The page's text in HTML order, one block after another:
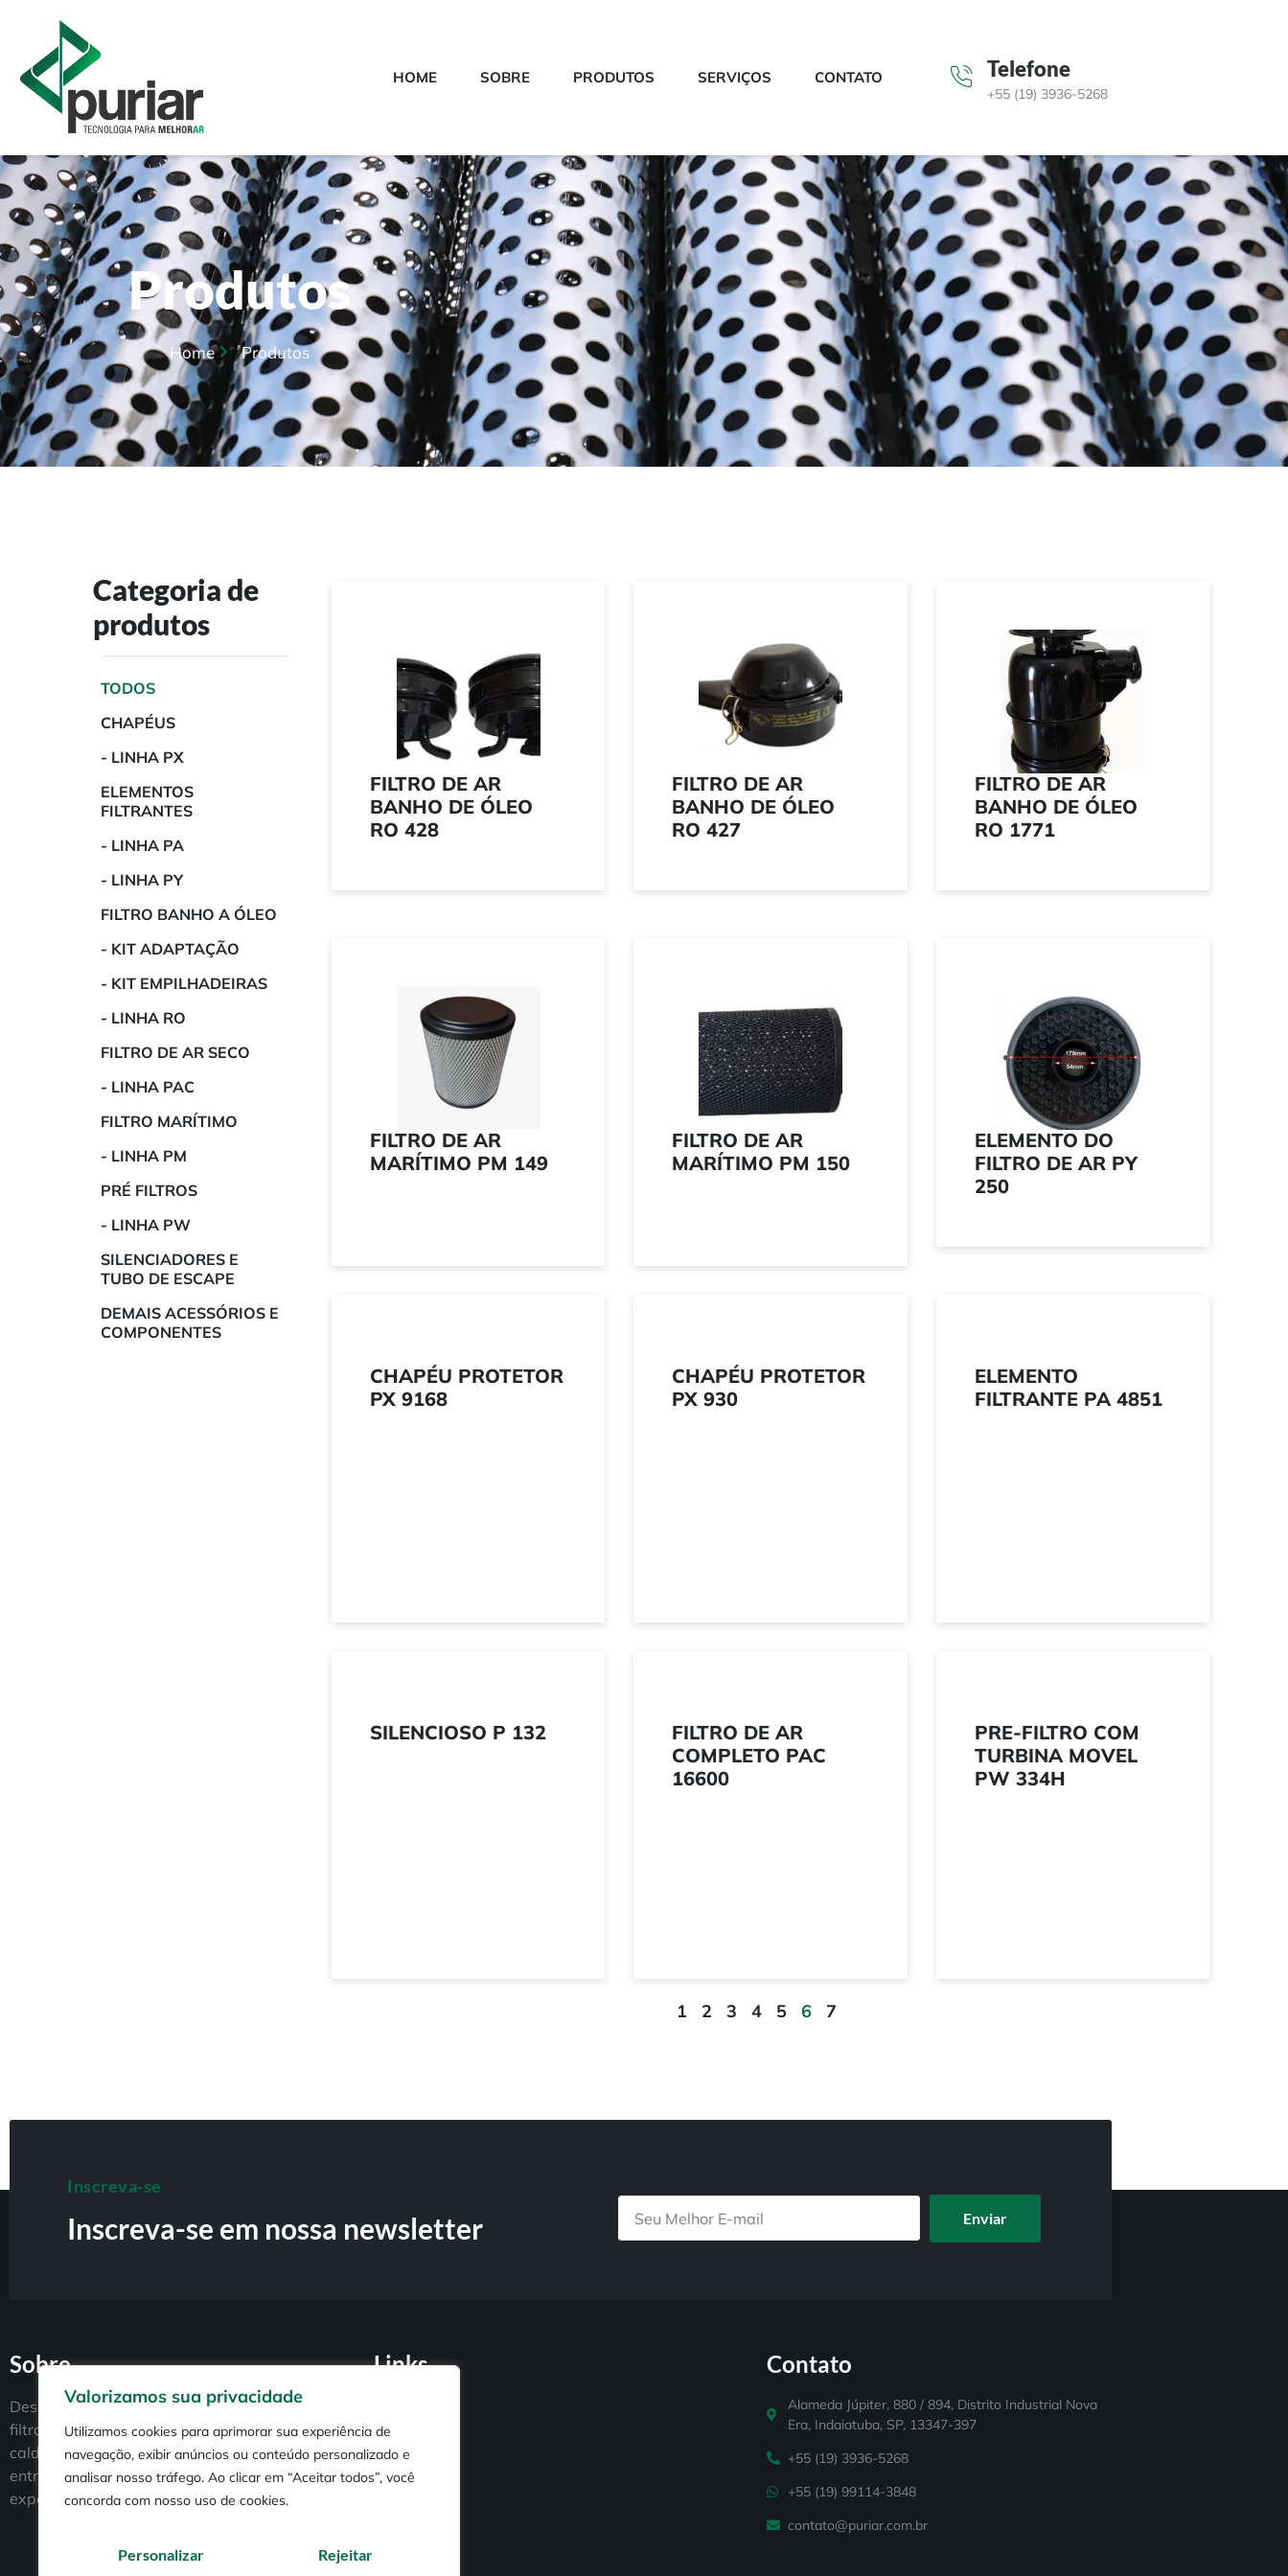
Valorizamos sua privacidade
Utilizamos cookies para aprimorar sua experiência de
navegação, exibir anúncios ou conteúdo personalizado e
analisar nosso tráfego. Ao clicar em “Aceitar todos”, você
concorda com nosso uso de cookies.
Personalizar Rejeitar
HOME SOBRE PRODUTOS SERVIÇOS CONTATO Telefone
+55 (19) 3936-5268
Produtos
Home Produtos
Categoria de
produtos
CHAPÉUS
- LINHA PX
ELEMENTOS
FILTRANTES
- LINHA PA
- LINHA PY
FILTRO BANHO A ÓLEO
- KIT ADAPTAÇÃO
- KIT EMPILHADEIRAS
- LINHA RO
FILTRO DE AR SECO
- LINHA PAC
FILTRO MARÍTIMO
- LINHA PM
PRÉ FILTROS
- LINHA PW
SILENCIADORES E
TUBO DE ESCAPE
DEMAIS ACESSÓRIOS E
COMPONENTES
TODOS
FILTRO DE AR
BANHO DE ÓLEO
RO 428
FILTRO DE AR
BANHO DE ÓLEO
RO 427
FILTRO DE AR
BANHO DE ÓLEO
RO 1771
FILTRO DE AR
MARÍTIMO PM 149
FILTRO DE AR
MARÍTIMO PM 150
ELEMENTO DO
FILTRO DE AR PY
250
CHAPÉU PROTETOR
PX 9168
CHAPÉU PROTETOR
PX 930
ELEMENTO
FILTRANTE PA 4851
SILENCIOSO P 132
FILTRO DE AR
COMPLETO PAC
16600
PRE-FILTRO COM
TURBINA MOVEL
PW 334H
1 2 3 4 5 6 7
Inscreva-se
Inscreva-se em nossa newsletter Enviar
Sobre
Desde 1951, a Puriar é pioneira em
filtros de ar, aço carbono, corte a laser e
caldeiraria. Certificada ISO 9001,
entrega qualidade e atende as
expectativas do mercado.
Links
Sobre
Produtos
Contato
Alameda Júpiter, 880 / 894, Distrito Industrial Nova
Era, Indaiatuba, SP, 13347-397
+55 (19) 3936-5268
+55 (19) 99114-3848
contato@puriar.com.br